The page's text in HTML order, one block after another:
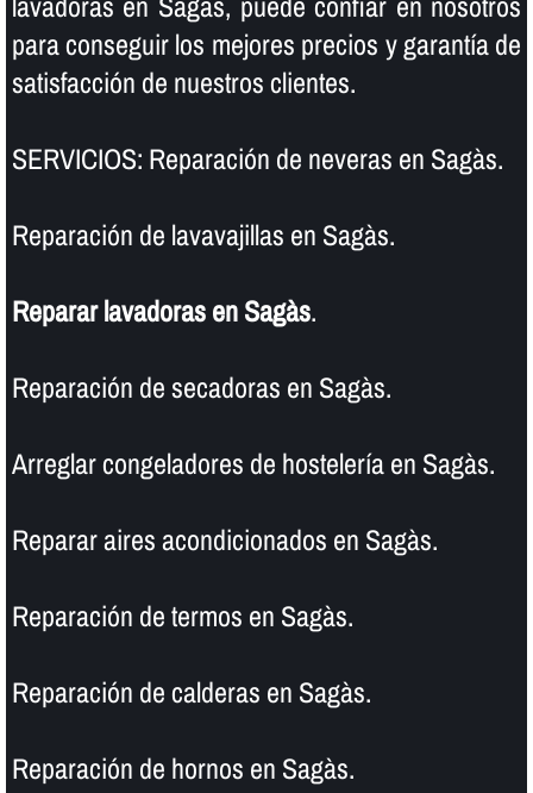
para conseguir los mejores precios y garantí­a de
satisfacción de nuestros clientes.
SERVICIOS: Reparación de neveras en Sagàs.
Reparación de lavavajillas en Sagàs.
Reparar lavadoras en Sagàs.
Reparación de secadoras en Sagàs.
Arreglar congeladores de hostelerí­a en Sagàs.
Reparar aires acondicionados en Sagàs.
Reparación de termos en Sagàs.
Reparación de calderas en Sagàs.
Reparación de hornos en Sagàs.